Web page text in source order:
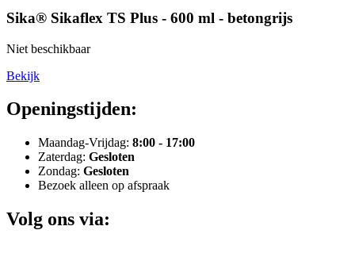
Sika® Sikaflex TS Plus - 600 ml - betongrijs
Niet beschikbaar
Bekijk
Openingstijden:
Maandag-Vrijdag: 8:00 - 17:00
Zaterdag: Gesloten
Zondag: Gesloten
Bezoek alleen op afspraak
Volg ons via: